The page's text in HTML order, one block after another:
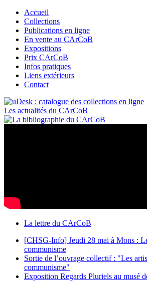
Accueil
Collections
Publications en ligne
En vente au CArCoB
Expositions
Prix CArCoB
Infos pratiques
Liens extérieurs
Contact
Les actualités du CArCoB
La lettre du CArCoB
[CHSG-Info] Jeudi 28 mai à Mons :
communisme
Sortie de l’ouvrage collectif : "Les
communisme"
Exposition Regards Pluriels au musé